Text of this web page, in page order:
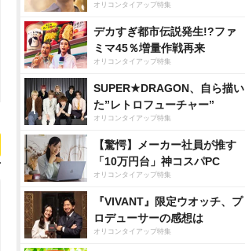
オリコンタイアップ特集
デカすぎ都市伝説発生!?ファ
ミマ45％増量作戦再来
オリコンタイアップ特集
SUPER★DRAGON、自ら描い
た”レトロフューチャー”
オリコンタイアップ特集
【驚愕】メーカー社員が推す
「10万円台」神コスパPC
オリコンタイアップ特集
『VIVANT』限定ウオッチ、プ
ロデューサーの感想は
オリコンタイアップ特集